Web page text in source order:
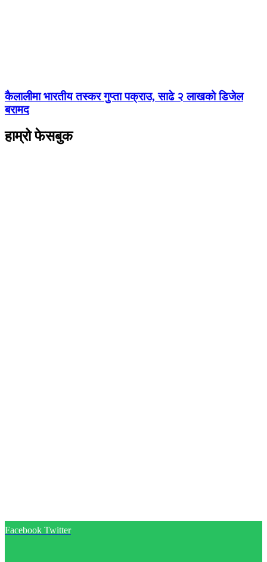
कैलालीमा भारतीय तस्कर गुप्ता पक्राउ, साढे २ लाखको डिजेल
बरामद
हाम्रो फेसबुक
Facebook Twitter